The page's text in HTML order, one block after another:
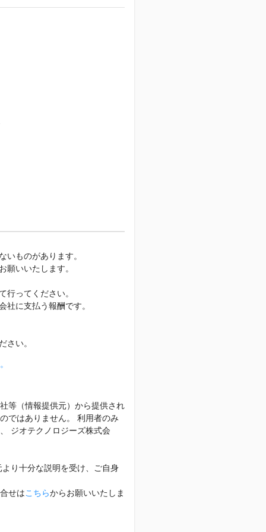
いものがあります。
願いいたします。
行ってください。
に支払う報酬です。
さい。
等（情報提供元）から提供され
ではありません。 利用者のみ
ジオテクノロジーズ株式会
り十分な説明を受け、ご自身
せはこちらからお願いいたしま